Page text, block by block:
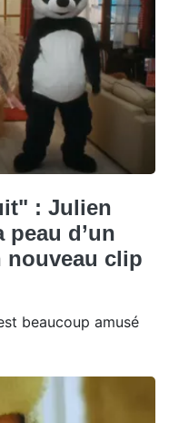
: Julien
peau d’un
nouveau clip
beaucoup amusé